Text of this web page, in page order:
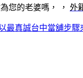
您的老婆嗎， ， 外
最真誠台中當舖步驟